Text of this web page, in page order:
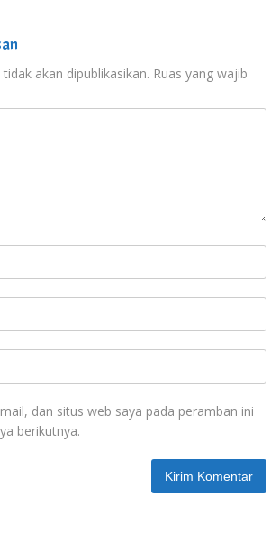
akan dipublikasikan. Ruas yang wajib
dan situs web saya pada peramban ini
berikutnya.